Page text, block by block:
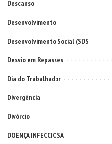
Descanso
Desenvolvimento
Desenvolvimento Social (SDS
Desvio em Repasses
Dia do Trabalhador
Divergência
Divórcio
DOENÇA INFECCIOSA